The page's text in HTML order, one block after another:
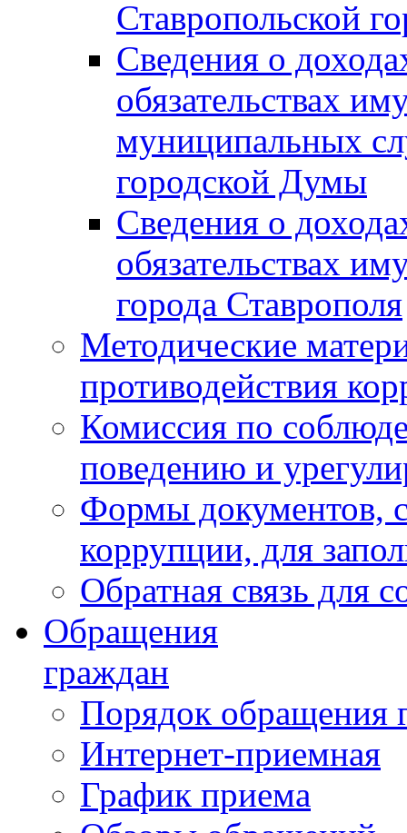
Ставропольской
Сведения о
обязательствах
муниципальных
городской Думы
Сведения о
обязательствах
города Ставрополя
Методические
противодействия
Комиссия по
поведению и
Формы документов,
коррупции, для
Обратная связь для
Обращения
граждан
Порядок обращения
Интернет-приемная
График приема